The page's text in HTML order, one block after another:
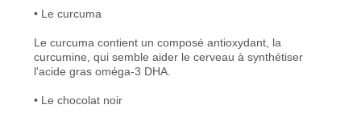
• Le curcuma
Le curcuma contient un composé antioxydant, la
curcumine, qui semble aider le cerveau à synthétiser
l'acide gras oméga-3 DHA.
• Le chocolat noir